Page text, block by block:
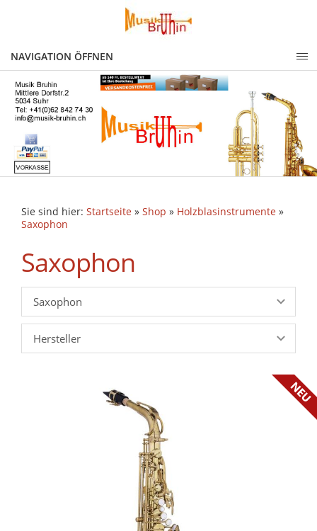
NAVIGATION ÖFFNEN
Sie sind hier: Startseite » Shop » Holzblasinstrumente »
Saxophon
Saxophon
Saxophon
Hersteller